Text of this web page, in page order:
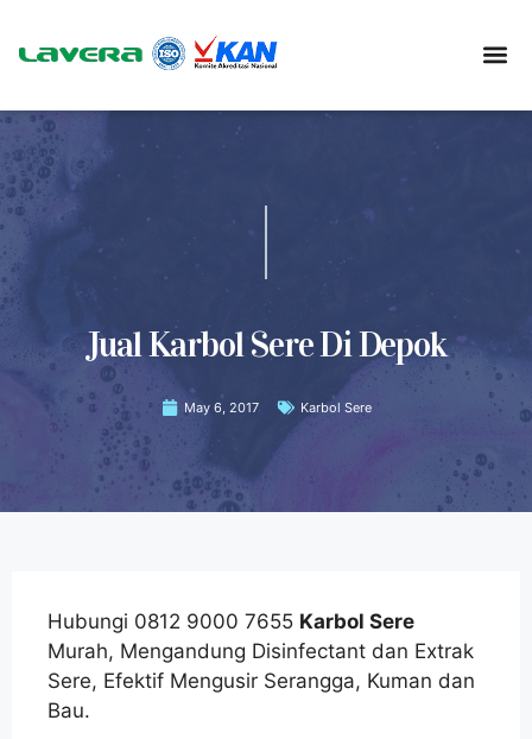
Jual Karbol Sere Di Depok
May 6, 2017 Karbol Sere
Hubungi 0812 9000 7655 Karbol Sere
Murah, Mengandung Disinfectant dan Extrak
Sere, Efektif Mengusir Serangga, Kuman dan
Bau.